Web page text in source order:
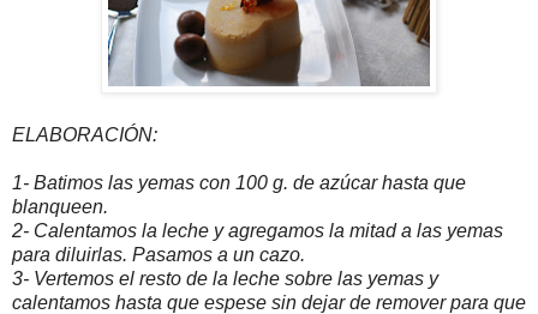
ELABORACIÓN:
1- Batimos las yemas con 100 g. de azúcar hasta que
blanqueen.
2- Calentamos la leche y agregamos la mitad a las yemas
para diluirlas. Pasamos a un cazo.
3- Vertemos el resto de la leche sobre las yemas y
calentamos hasta que espese sin dejar de remover para que